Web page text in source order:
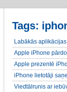
Tags:
Labākās
Apple iPhone
Apple prezentē
iPhone lietotāji
Viedtālrunis ar